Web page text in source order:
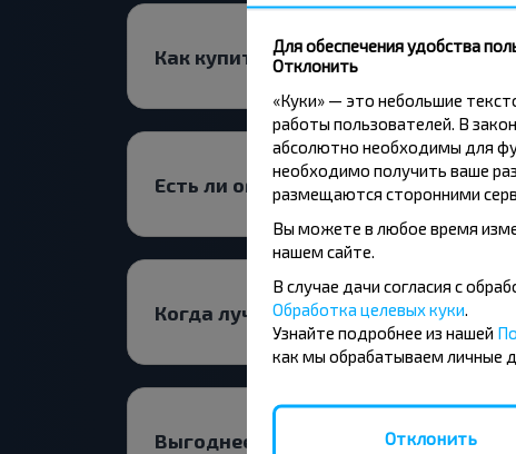
Как купить билет?
Есть ли ограничения на поездки
Когда лучше всего искать билеты
Выгоднее ехать с пересадками
Для обеспечения удобства
Отклонить
«Куки» — это небольшие
работы пользователей. В
абсолютно необходимы для
необходимо получить ваше
размещаются сторонними
Вы можете в любое время
нашем сайте.
В случае дачи согласия с
Обработка целевых куки
Узнайте подробнее из нашей
как мы обрабатываем личные
Отклонить